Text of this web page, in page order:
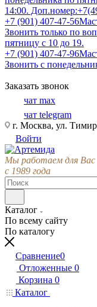
14:00.
+7 (901) 407-47-56
Звонить только по
пятницу с 10 до 19.
+7 (901) 407-47-96
Звонить с
Заказать звонок
чат max
чат telegram
г. Москва, ул.
Войти
Мы работаем для Вас
с 1989 года
Каталог
По всему сайту
По каталогу
Сравнение0
Отложенные 0
Корзина 0
Каталог